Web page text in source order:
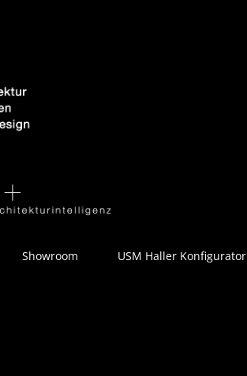
Showroom USM Haller Konfigurator